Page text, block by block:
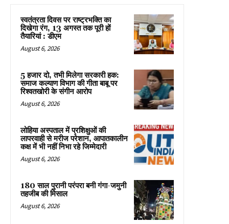
स्वतंत्रता दिवस पर राष्ट्रभक्ति का
दिखेगा रंग, 13 अगस्त तक पूरी हों
तैयारियां : डीएम
August 6, 2026
5 हजार दो, तभी मिलेगा सरकारी हक:
समाज कल्याण विभाग की गीता बाबू पर
रिश्वतखोरी के संगीन आरोप
August 6, 2026
लोहिया अस्पताल में प्रशिक्षुओं की
लापरवाही से मरीज परेशान, आपातकालीन
कक्ष में भी नहीं निभा रहे जिम्मेदारी
August 6, 2026
180 साल पुरानी परंपरा बनी गंगा-जमुनी
तहजीब की मिसाल
August 6, 2026